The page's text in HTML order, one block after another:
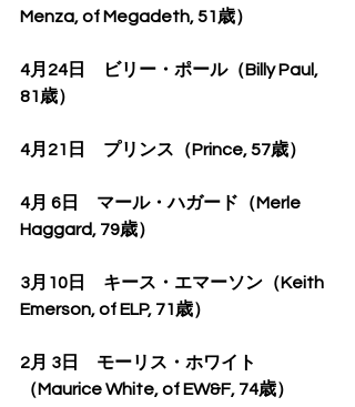
Menza, of Megadeth, 51歳）
4月24日　ビリー・ポール（Billy Paul,
81歳）
4月21日　プリンス（Prince, 57歳）
4月 6日　マール・ハガード（Merle
Haggard, 79歳）
3月10日　キース・エマーソン（Keith
Emerson, of ELP, 71歳）
2月 3日　モーリス・ホワイト
（Maurice White, of EW&F, 74歳）